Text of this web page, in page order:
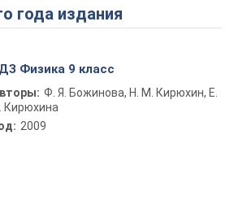
Play Video
года издания
Физика 9 класс
Ф. Я. Божинова, Н. М. Кирюхин, Е.
Кирюхина
2009